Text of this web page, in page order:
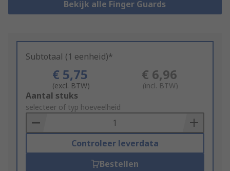
Bekijk alle Finger Guards
Subtotaal (1 eenheid)*
€ 5,75
(excl. BTW)
€ 6,96
(incl. BTW)
Add
to
Basket
Aantal stuks
selecteer of typ hoeveelheid
Controleer leverdata
Bestellen